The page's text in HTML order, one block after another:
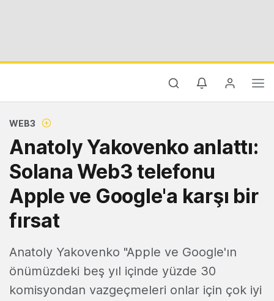
WEB3
Anatoly Yakovenko anlattı:
Solana Web3 telefonu
Apple ve Google'a karşı bir
fırsat
Anatoly Yakovenko "Apple ve Google'ın
önümüzdeki beş yıl içinde yüzde 30
komisyondan vazgeçmeleri onlar için çok iyi